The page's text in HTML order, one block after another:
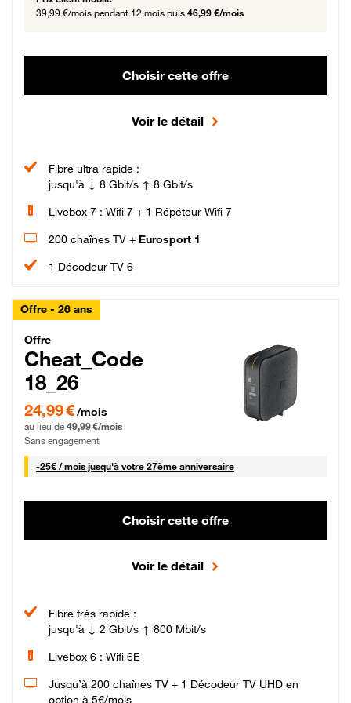
39,99 €/mois pendant 12 mois puis 46,99 €/mois
Choisir cette offre
Voir le détail
Fibre ultra rapide :
jusqu'à ↓ 8 Gbit/s ↑ 8 Gbit/s
Livebox 7 : Wifi 7 + 1 Répéteur Wifi 7
200 chaînes TV + Eurosport 1
1 Décodeur TV 6
Offre - 26 ans
Cheat_Code Fibre_18_26
Offre
Cheat_Code
18_26
24,99 € par mois pendant 0 mois puis 49,99 € par mois, Sans engagement
24,99 €/mois
au lieu de 49,99 €/mois
Sans engagement
-25€ / mois25 € par mois
jusqu'à votre 27ème anniversaire
Choisir cette offre
Voir le détail
Fibre très rapide :
jusqu'à ↓ 2 Gbit/s ↑ 800 Mbit/s
Livebox 6 : Wifi 6E
Jusqu’à 200 chaînes TV + 1 Décodeur TV UHD en
option à 5€/mois